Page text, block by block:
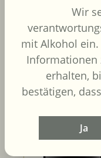
Wir
mit Alkohol
Informationen
erhalten,
bestätigen,
Ja